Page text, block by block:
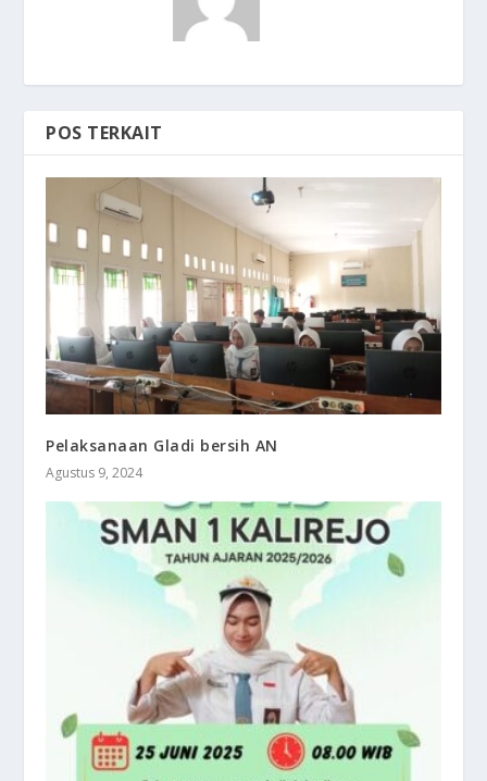
POS TERKAIT
Pelaksanaan Gladi bersih AN
Agustus 9, 2024